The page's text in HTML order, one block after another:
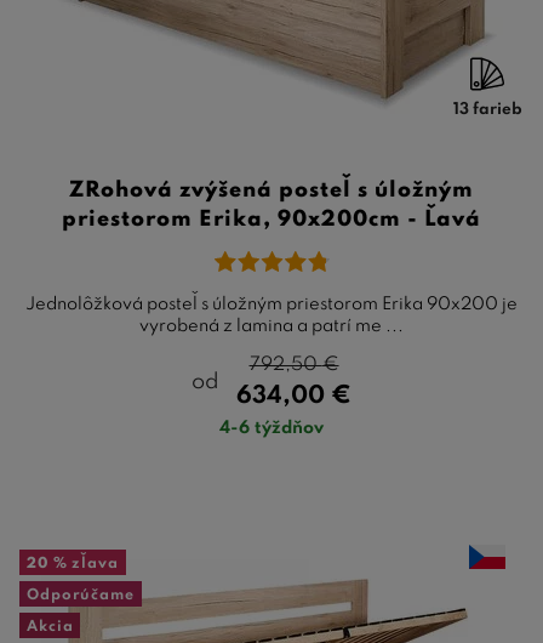
13 farieb
ZRohová zvýšená posteľ s úložným
priestorom Erika, 90x200cm - Ľavá
Jednolôžková posteľ s úložným priestorom Erika 90x200 je
vyrobená z lamina a patrí me ...
od
634,00 €
792,50€
4-6 týždňov
20 % zľava
Odporúčame
Akcia